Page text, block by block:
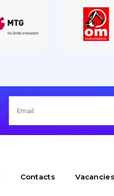
Contacts Vacancies